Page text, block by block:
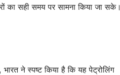
का सही समय पर सामना किया जा सके।
ने स्पष्ट किया है कि यह पेट्रोलिंग